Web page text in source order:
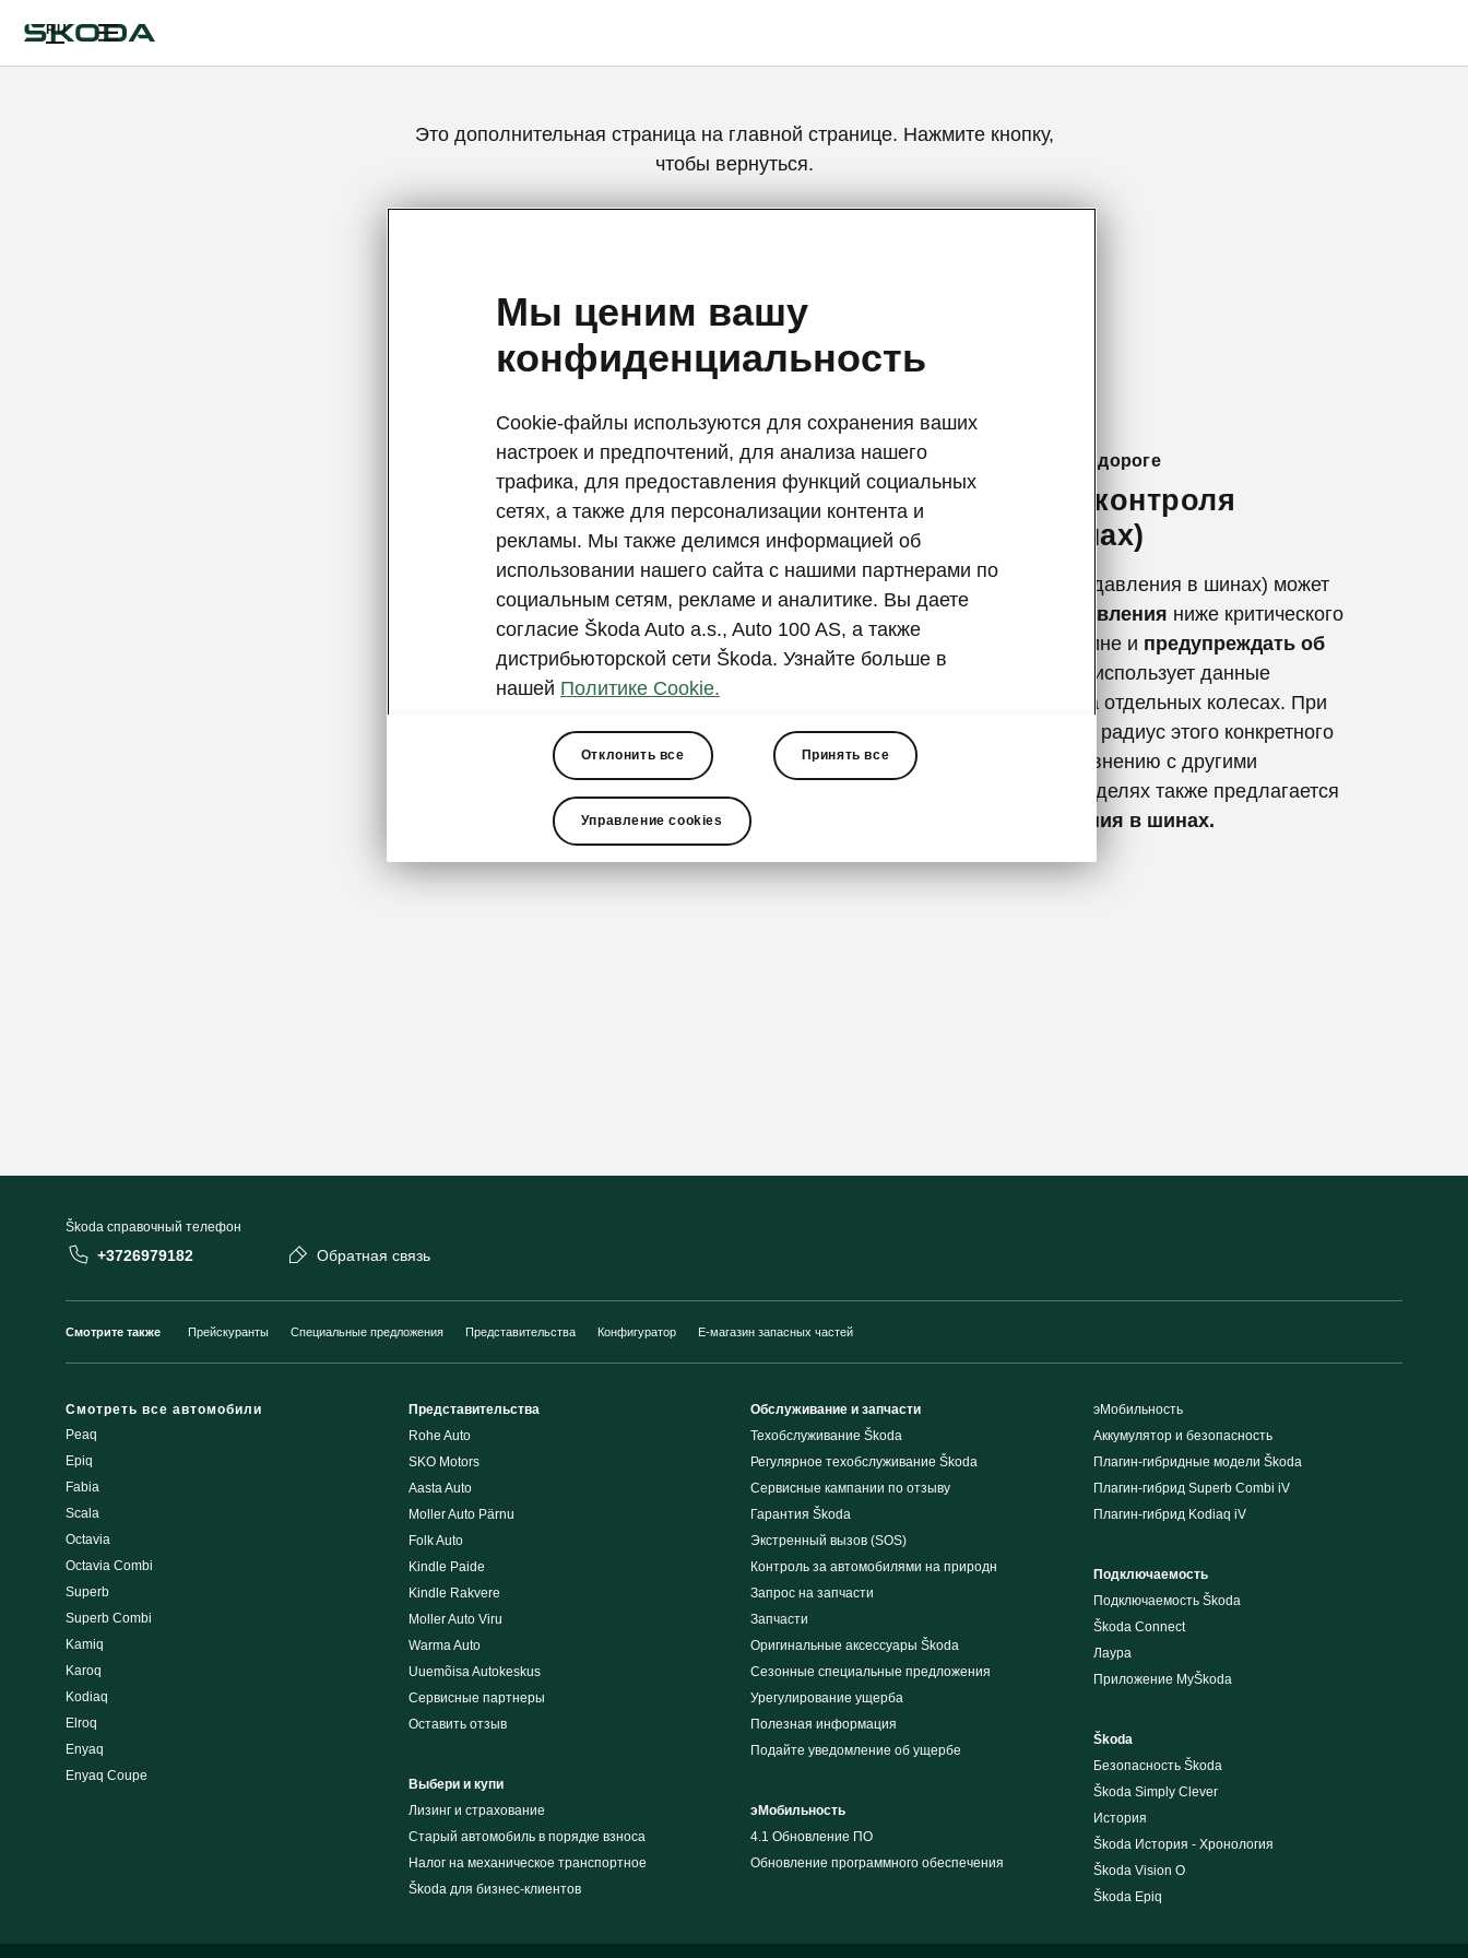
RU
Это дополнительная страница на главной странице. Нажмите кнопку,
чтобы вернуться.
Системы устойчивости на дороге
TPM+ (Система контроля
давления в шинах)
TPM+ (Система контроля давления в шинах) может
обнаруживать
падение давления ниже критического
порога в любом колесе/шине и предупреждать об
. Система использует данные
датчиков оборотов ABS на отдельных колесах. При
падении давления в шине радиус этого конкретного
колеса изменяется по сравнению с другими
колесами. В некоторых моделях также предлагается
прямой контроль давления в шинах.
Škoda cправочный телефон
+3726979182 Обратная связь
Смотрите также Прейскуранты Специальные предложения Представительства Конфигуратор E-магазин запасных частей
Смотреть все автомобили
Peaq
Epiq
Fabia
Scala
Octavia
Octavia Combi
Superb
Superb Combi
Kamiq
Karoq
Kodiaq
Elroq
Enyaq
Enyaq Coupe
Представительства
Rohe Auto
SKO Motors
Aasta Auto
Moller Auto Pärnu
Folk Auto
Kindle Paide
Kindle Rakvere
Moller Auto Viru
Warma Auto
Uuemõisa Autokeskus
Сервисные партнеры
Оставить отзыв
Выбери и купи
Лизинг и cтрахование
Cтарый автомобиль в порядке взноса
Налог на механическое транспортное
Škoda для бизнес-клиентов
Обслуживание и запчасти
Техобслуживание Škoda
Регулярное техобслуживание Škoda
Сервисные кампании по отзыву
Гарантия Škoda
Экстренный вызов (SOS)
Контроль за автомобилями на природн
Запрос на запчасти
Запчасти
Оригинальные аксессуары Škoda
Сезонные специальные предложения
Урегулирование ущерба
Полезная информация
Подайте уведомление об ущербе
эМобильность
4.1 Обновление ПО
Обновление программного обеспечения
эМобильность
Аккумулятор и безопасность
Плагин-гибридные модели Škoda
Плагин-гибрид Superb Combi iV
Плагин-гибрид Kodiaq iV
Подключаемость
Подключаемость Škoda
Škoda Connect
Лаура
Приложение MyŠkoda
Škoda
Безопасность Škoda
Škoda Simply Clever
История
Škoda История - Хронология
Škoda Vision O
Škoda Epiq
Мы ценим вашу
конфиденциальность
Cookie-файлы используются для сохранения ваших
настроек и предпочтений, для анализа нашего
трафика, для предоставления функций социальных
сетях, а также для персонализации контента и
рекламы. Мы также делимся информацией об
использовании нашего сайта с нашими партнерами по
социальным сетям, рекламе и аналитике. Вы даете
согласие Škoda Auto a.s., Auto 100 AS, а также
дистрибьюторской сети Škoda. Узнайте больше в
нашей Политике Cookie.
Отклонить все Принять все
Управление cookies